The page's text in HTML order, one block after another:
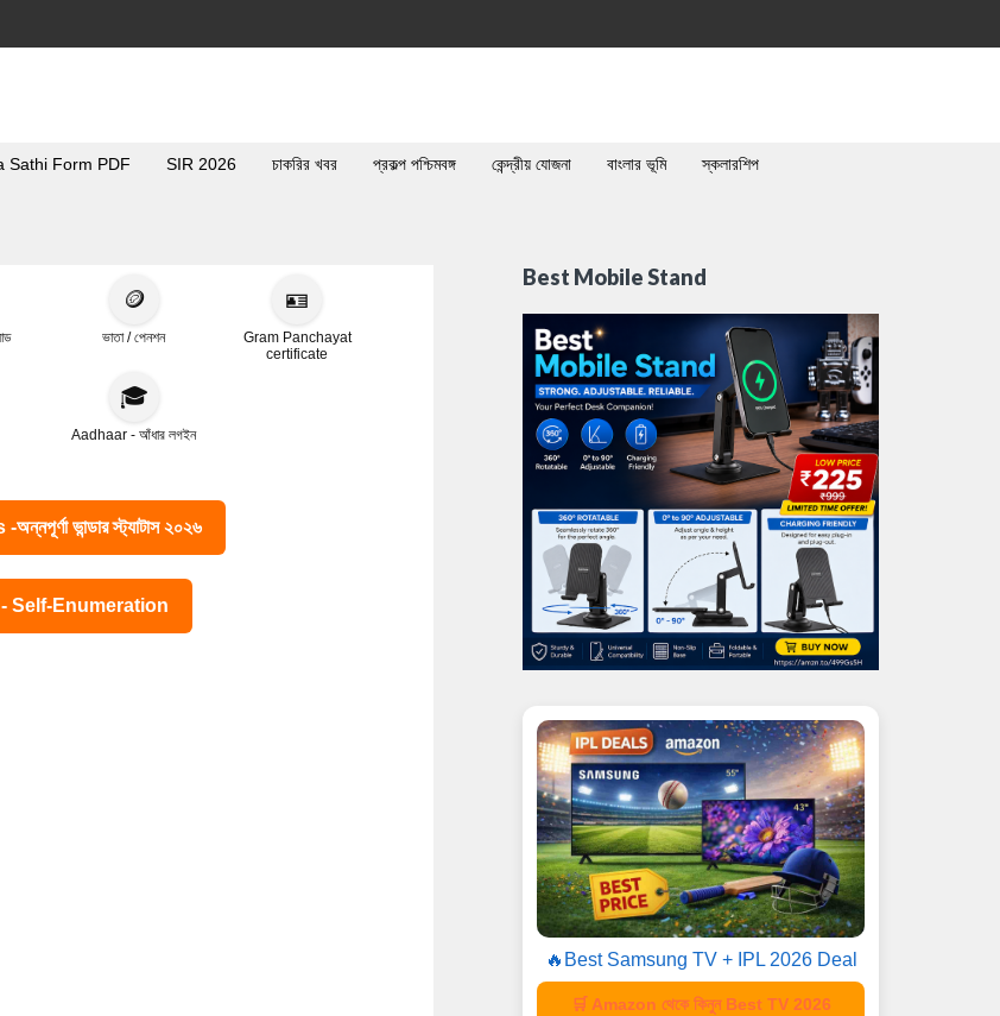
Sathi Form PDF SIR 2026 চাকরির খবর প্রকল্প পশ্চিমবঙ্গ কেন্দ্রীয় যোজনা বাংলার ভূমি স্কলারশিপ
🪙
ভাতা / পেনশন
🪪
Gram Panchayat
certificate
🎓
Aadhaar - আঁধার লগইন
ভান্ডার স্ট্যাটাস ২০২৬
- Self-Enumeration
Best Mobile Stand
🔥Best Samsung TV + IPL 2026 Deal
🛒 Amazon থেকে কিনুন Best TV 2026